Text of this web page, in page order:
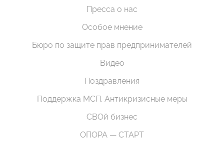
Пресса о нас
Особое мнение
Бюро по защите прав предпринимателей
Видео
Поздравления
Поддержка МСП. Антикризисные меры
СВОй бизнес
ОПОРА — СТАРТ